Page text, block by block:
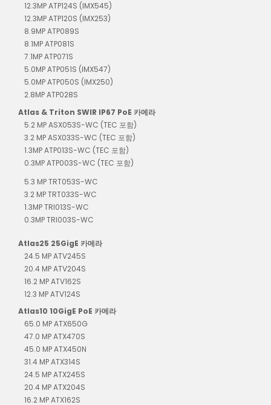
12.3MP ATP124S (IMX545)
12.3MP ATP120S (IMX253)
8.9MP ATP089S
8.1MP ATP081S
7.1MP ATP071S
5.0MP ATP051S (IMX547)
5.0MP ATP050S (IMX250)
2.8MP ATP028S
Atlas & Triton SWIR IP67 PoE 카메라
5.2 MP ASX053S-WC (TEC 포함)
3.2 MP ASX033S-WC (TEC 포함)
1.3MP ATP013S-WC (TEC 포함)
0.3MP ATP003S-WC (TEC 포함)
5.3 MP TRT053S-WC
3.2 MP TRT033S-WC
1.3MP TRI013S-WC
0.3MP TRI003S-WC
Atlas25 25GigE 카메라
24.5 MP ATV245S
20.4 MP ATV204S
16.2 MP ATV162S
12.3 MP ATV124S
Atlas10 10GigE PoE 카메라
65.0 MP ATX650G
47.0 MP ATX470S
45.0 MP ATX450N
31.4 MP ATX314S
24.5 MP ATX245S
20.4 MP ATX204S
16.2 MP ATX162S